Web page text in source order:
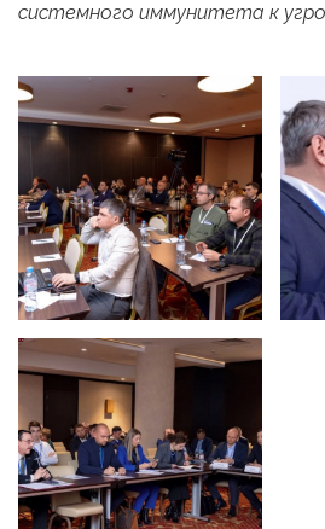
системного иммунитета к